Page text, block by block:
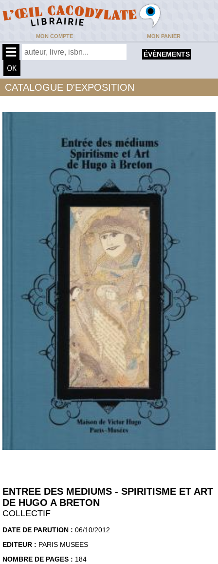
MON COMPTE MON PANIER
ÉVÈNEMENTS
CATALOGUE D'EXPOSITION
ENTREE DES MEDIUMS - SPIRITISME ET ART
DE HUGO A BRETON
COLLECTIF
DATE DE PARUTION : 06/10/2012
EDITEUR : PARIS MUSEES
NOMBRE DE PAGES : 184